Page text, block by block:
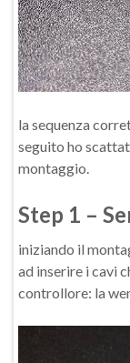
la sequenza
seguito ho
montaggio.
Step 1 –
iniziando il
ad inserire i cavi
controllore: la